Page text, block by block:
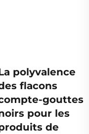
polyvalence
flacons
gouttes
pour les
de